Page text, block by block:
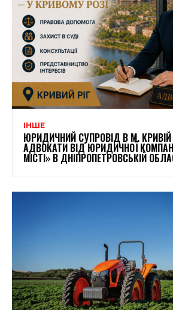
ІНШЕ
ЮРИДИЧНИЙ СУПРОВІД В М. КРИВІЙ
АДВОКАТИ ВІД ЮРИДИЧНОЇ
МІСТІ» В ДНІПРОПЕТРОВСЬКІЙ